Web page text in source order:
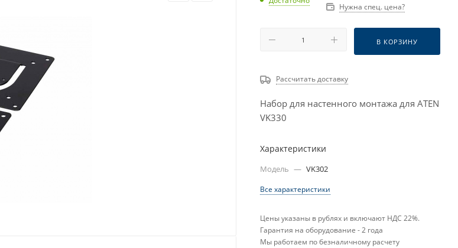
Нужна спец. цена?
В КОРЗИНУ
Рассчитать доставку
Набор для настенного монтажа для ATEN
VK330
Характеристики
Модель — VK302
Все характеристики
Цены указаны в рублях и включают НДС 22%.
Гарантия на оборудование - 2 года
Мы работаем по безналичному расчету